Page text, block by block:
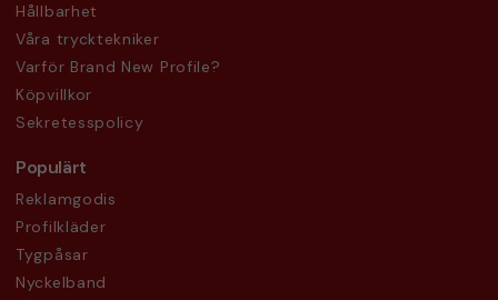
Hållbarhet
Våra trycktekniker
Varför Brand New Profile?
Köpvillkor
Sekretesspolicy
Populärt
Reklamgodis
Profilkläder
Tygpåsar
Nyckelband